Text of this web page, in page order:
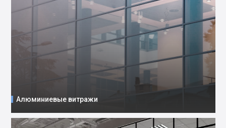
Алюминиевые витражи